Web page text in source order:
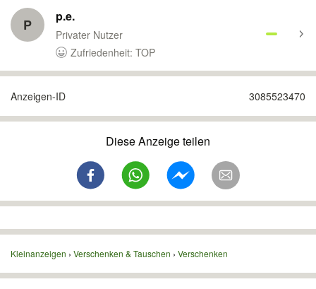
P p.e.
Privater Nutzer
Zufriedenheit: TOP
Anzeigen-ID 3085523470
Diese Anzeige teilen
Kleinanzeigen Verschenken & Tauschen Verschenken